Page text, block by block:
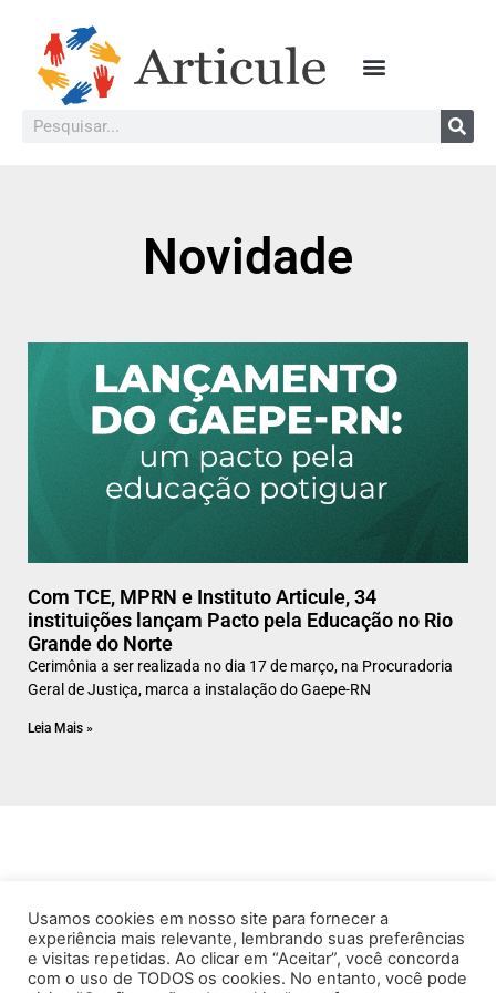
Novidade
Com TCE, MPRN e Instituto Articule, 34
instituições lançam Pacto pela Educação no Rio
Grande do Norte
Cerimônia a ser realizada no dia 17 de março, na Procuradoria
Geral de Justiça, marca a instalação do Gaepe-RN
Leia Mais »
Usamos cookies em nosso site para fornecer a
experiência mais relevante, lembrando suas preferências
e visitas repetidas. Ao clicar em “Aceitar”, você concorda
com o uso de TODOS os cookies. No entanto, você pode